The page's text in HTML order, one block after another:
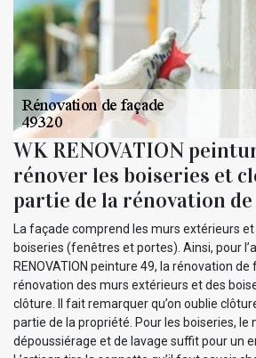
WK RENOVATION
rénover les boiseries et
partie de la rénovation de
La façade comprend les murs extérieurs
boiseries (fenêtres et portes). Ainsi, pour
RENOVATION peinture 49, la rénovation
rénovation des murs extérieurs et des
clôture. Il fait remarquer qu’on oublie
partie de la propriété. Pour les boiseries, le
dépoussiérage et de lavage suffit pour un